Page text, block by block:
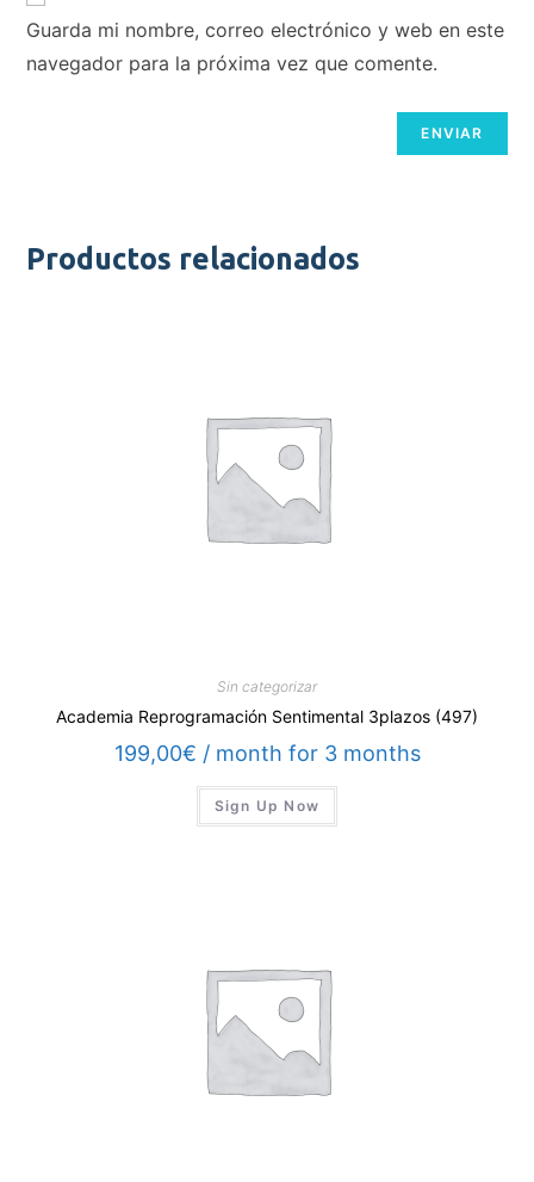
Guarda mi nombre, correo electrónico y web en este
navegador para la próxima vez que comente.
Productos relacionados
Sin categorizar
Academia Reprogramación Sentimental 3plazos (497)
199,00€ / month for 3 months
Sign Up Now